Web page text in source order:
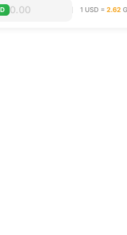
1 USD = 2.62